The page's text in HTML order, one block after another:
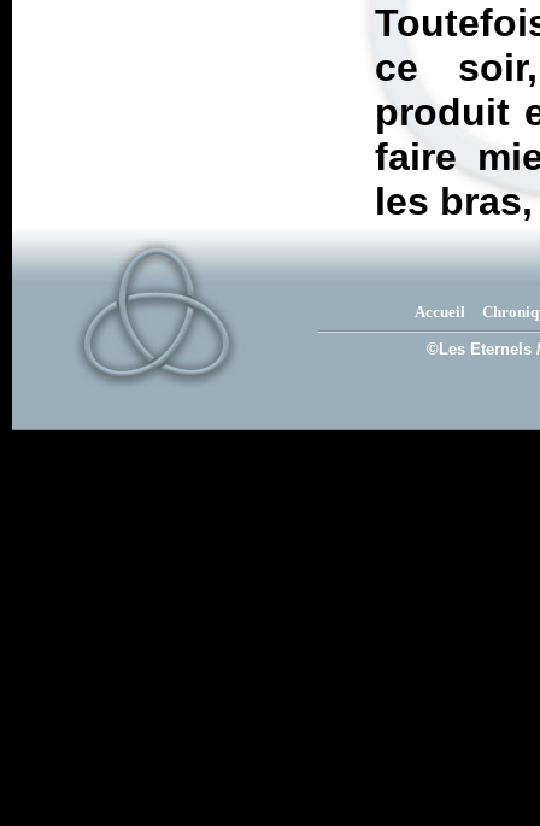
ce
produit
faire
les
Accueil
©Les Eternels